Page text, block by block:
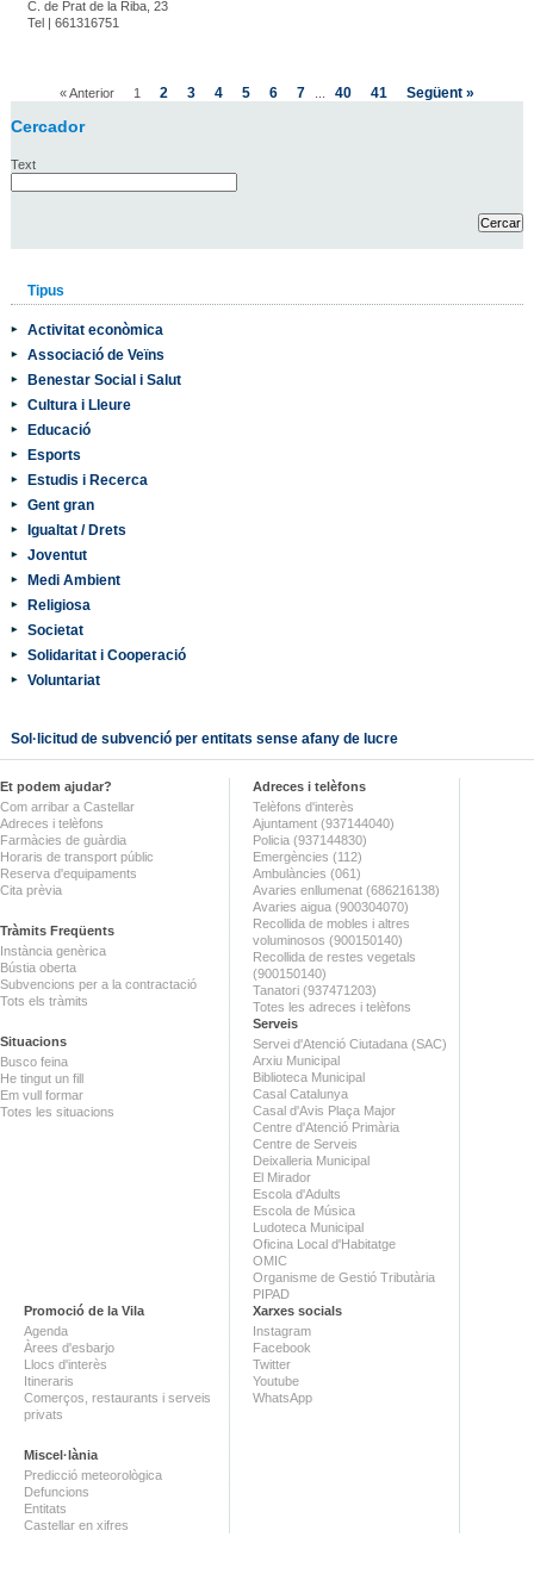
C. de Prat de la Riba, 23
Tel | 661316751
« Anterior 1 2 3 4 5 6 7 40 41 Següent »
Cercador
Text
Tipus
Activitat econòmica
Associació de Veïns
Benestar Social i Salut
Cultura i Lleure
Educació
Esports
Estudis i Recerca
Gent gran
Igualtat / Drets
Joventut
Medi Ambient
Religiosa
Societat
Solidaritat i Cooperació
Voluntariat
Sol·licitud de subvenció per entitats sense afany de lucre
Et podem ajudar?
Com arribar a Castellar
Adreces i telèfons
Farmàcies de guàrdia
Horaris de transport públic
Reserva d'equipaments
Cita prèvia
Tràmits Freqüents
Instància genèrica
Bústia oberta
Subvencions per a la contractació
Tots els tràmits
Situacions
Busco feina
He tingut un fill
Em vull formar
Totes les situacions
Adreces i telèfons
Telèfons d'interès
Ajuntament (937144040)
Policia (937144830)
Emergències (112)
Ambulàncies (061)
Avaries enllumenat (686216138)
Avaries aigua (900304070)
Recollida de mobles i altres
voluminosos (900150140)
Recollida de restes vegetals
(900150140)
Tanatori (937471203)
Totes les adreces i telèfons
Serveis
Servei d'Atenció Ciutadana (SAC)
Arxiu Municipal
Biblioteca Municipal
Casal Catalunya
Casal d'Avis Plaça Major
Centre d'Atenció Primària
Centre de Serveis
Deixalleria Municipal
El Mirador
Escola d'Adults
Escola de Música
Ludoteca Municipal
Oficina Local d'Habitatge
OMIC
Organisme de Gestió Tributària
PIPAD
Promoció de la Vila
Agenda
Àrees d'esbarjo
Llocs d'interès
Itineraris
Comerços, restaurants i serveis
privats
Miscel·lània
Predicció meteorològica
Defuncions
Entitats
Castellar en xifres
Xarxes socials
Instagram
Facebook
Twitter
Youtube
WhatsApp